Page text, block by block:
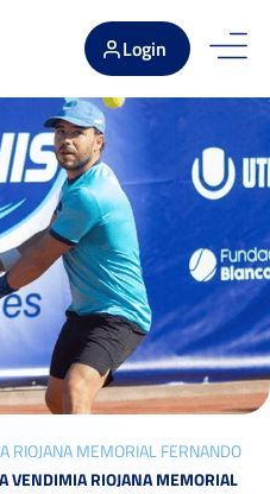
Login
RIOJANA MEMORIAL FERNANDO
VENDIMIA RIOJANA MEMORIAL